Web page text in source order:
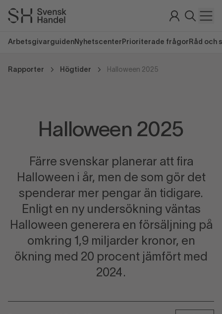
Arbetsgivarguiden Nyhetscenter Prioriterade frågor Råd och
Rapporter Högtider Halloween 2025
Halloween 2025
Färre svenskar planerar att fira
Halloween i år, men de som gör det
spenderar mer pengar än tidigare.
Enligt en ny undersökning väntas
Halloween generera en försäljning på
omkring 1,9 miljarder kronor, en
ökning med 20 procent jämfört med
2024.